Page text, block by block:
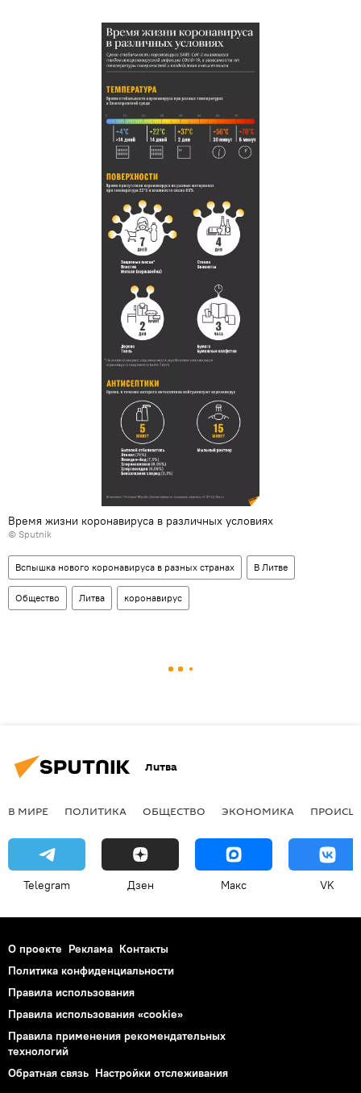
Время жизни коронавируса в различных условиях
© Sputnik
Вспышка нового коронавируса в разных странах В Литве
Общество Литва коронавирус
Литва
В МИРЕ ПОЛИТИКА ОБЩЕСТВО ЭКОНОМИКА
Telegram Дзен Макс VK
О проекте Реклама Контакты
Политика конфиденциальности
Правила использования
Правила использования «cookie»
Правила применения рекомендательных
технологий
Обратная связь Настройки отслеживания